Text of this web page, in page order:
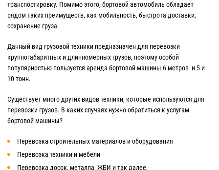
транспортировку. Помимо этого, бортовой автомобиль обладает
рядом таких преимуществ, как мобильность, быстрота доставки,
сохранение груза.
Данный вид грузовой техники предназначен для перевозки
крупногабаритных и длинномерных грузов, поэтому особой
популярностью пользуется аренда бортовой машины 6 метров и 5 и
10 тонн.
Существует много других видов техники, которые используются для
перевозки грузов. В каких случаях нужно обратиться к услугам
бортовой машины?
Перевозка строительных материалов и оборудования
Перевозка техники и мебели
Перевозка досок, металла, ЖБИ и так далее.